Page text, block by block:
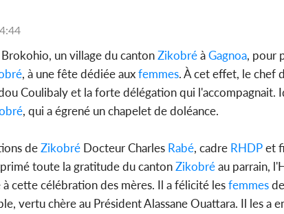
un village du cantonZikobréàGagnoa, pour
, à une fête dédiée auxfemmes. À cet effet, le chef
Coulibaly et la forte délégation qui l'accompagnait.
, qui a égrené un chapelet de doléance.
deZikobré Docteur Charles Rabé, cadre RHDPet
toute la gratitude du cantonZikobréau parrain,
cette célébration des mères. Il a félicité lesfemmes
vertu chère au Président Alassane Ouattara. Il les a